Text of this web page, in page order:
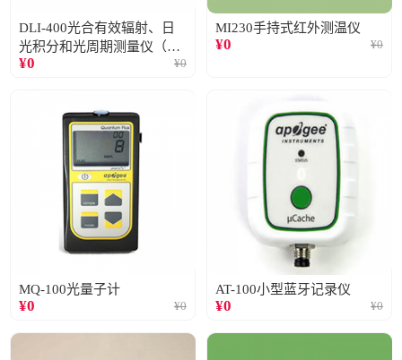
DLI-400光合有效辐射、日
光积分和光周期测量仪（仅
阳光）
¥0 ¥0
MI230手持式红外测温仪
¥0 ¥0
MQ-100光量子计
¥0 ¥0
AT-100小型蓝牙记录仪
¥0 ¥0